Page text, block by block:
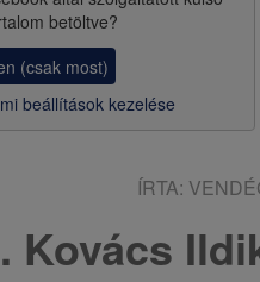
betöltve?
(csak most)
beállítások kezelése
ÍRTA:
Kovács